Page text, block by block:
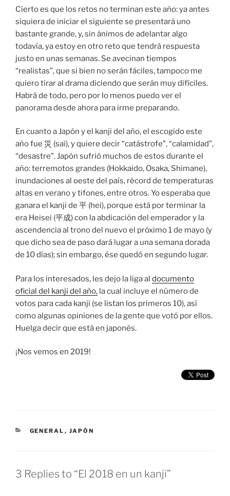
Cierto es que los retos no terminan este año: ya antes
siquiera de iniciar el siguiente se presentará uno
bastante grande, y, sin ánimos de adelantar algo
todavía, ya estoy en otro reto que tendrá respuesta
justo en unas semanas. Se avecinan tiempos
“realistas”, que si bien no serán fáciles, tampoco me
quiero tirar al drama diciendo que serán muy difíciles.
Habrá de todo, pero por lo menos puedo ver el
panorama desde ahora para irme preparando.
En cuanto a Japón y el kanji del año, el escogido este
año fue 災 (sai), y quiere decir “catástrofe”, “calamidad”,
“desastre”. Japón sufrió muchos de estos durante el
año: terremotos grandes (Hokkaido, Osaka, Shimane),
inundaciones al oeste del país, récord de temperaturas
altas en verano y tifones, entre otros. Yo esperaba que
ganara el kanji de 平 (hei), porque está por terminar la
era Heisei (平成) con la abdicación del emperador y la
ascendencia al trono del nuevo el próximo 1 de mayo (y
que dicho sea de paso dará lugar a una semana dorada
de 10 días); sin embargo, ése quedó en segundo lugar.
Para los interesados, les dejo la liga al documento
oficial del kanji del año, la cual incluye el número de
votos para cada kanji (se listan los primeros 10), así
como algunas opiniones de la gente que votó por ellos.
Huelga decir que está en japonés.
¡Nos vemos en 2019!
CATEGORIES
GENERAL , JAPÓN
3 Replies to “El 2018 en un kanji”